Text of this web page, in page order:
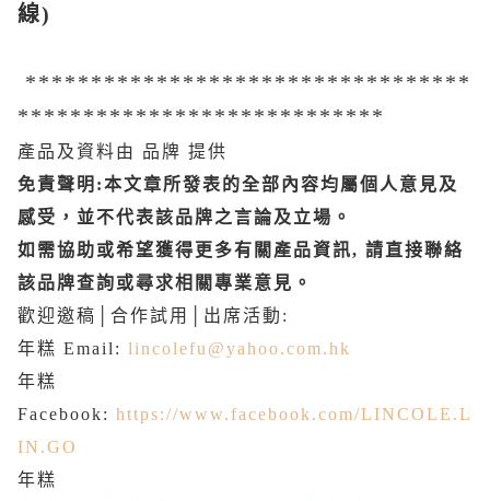
線)
**********************************
****************************
產品及資料由 品牌 提供
免責聲明 :本文章所發表的全部內容均屬個人意見及
感受，並不代表該品牌之言論及立場。
如需協助或希望獲得更多有關產品資訊, 請直接聯絡
該品牌查詢或尋求相關專業意見。
歡迎邀稿
合作試用 出席活動 :
年糕 Email: lincolefu@yahoo.com.hk
年糕
Facebook: https://www.facebook.com/LINCOLE.L
IN.GO
年糕